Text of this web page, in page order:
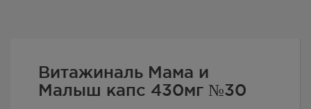
Витажиналь Мама и
Малыш капс 430мг №30